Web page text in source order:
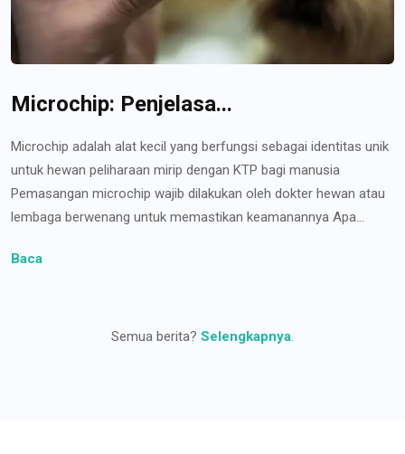
Microchip: Penjelasa...
Microchip adalah alat kecil yang berfungsi sebagai identitas unik
untuk hewan peliharaan mirip dengan KTP bagi manusia
Pemasangan microchip wajib dilakukan oleh dokter hewan atau
lembaga berwenang untuk memastikan keamanannya Apa...
Baca
Semua berita? Selengkapnya